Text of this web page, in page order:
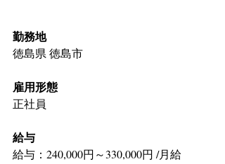
勤務地
徳島県 徳島市
雇用形態
正社員
給与
給与：240,000円～330,000円 /月給